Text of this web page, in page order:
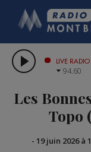
LIVE RADIO
94.60
Les
Topo
- 19 juin 2026 à